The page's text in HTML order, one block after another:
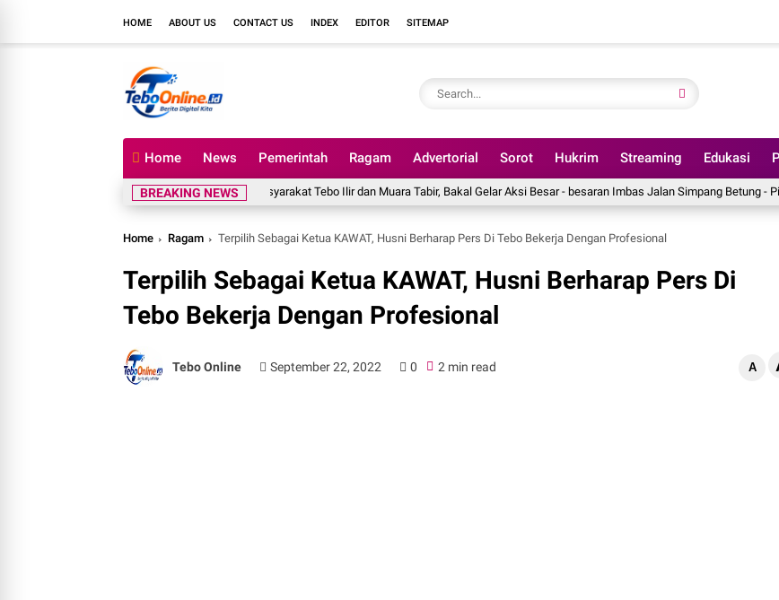
HOME ABOUT US CONTACT US INDEX EDITOR SITEMAP
Home News Pemerintah Ragam Advertorial Sorot Hukrim Streaming Edukasi
BREAKING NEWS
Masyarakat Tebo Ilir dan Muara Tabir, Bakal Gelar Aksi Besar - besaran Imbas Jalan Simpang Betung - Pintas Tak
Home Ragam Terpilih Sebagai Ketua KAWAT, Husni Berharap Pers Di Tebo Bekerja Dengan Profesional
Terpilih Sebagai Ketua KAWAT, Husni Berharap Pers Di
Tebo Bekerja Dengan Profesional
Tebo Online September 22, 2022 0 2 min read A